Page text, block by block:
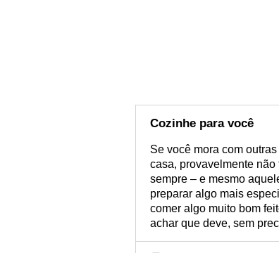
Cozinhe para você
Se você mora com
casa, provavelmente
sempre – e mesmo
preparar algo mais
comer algo muito bom
achar que deve, sem